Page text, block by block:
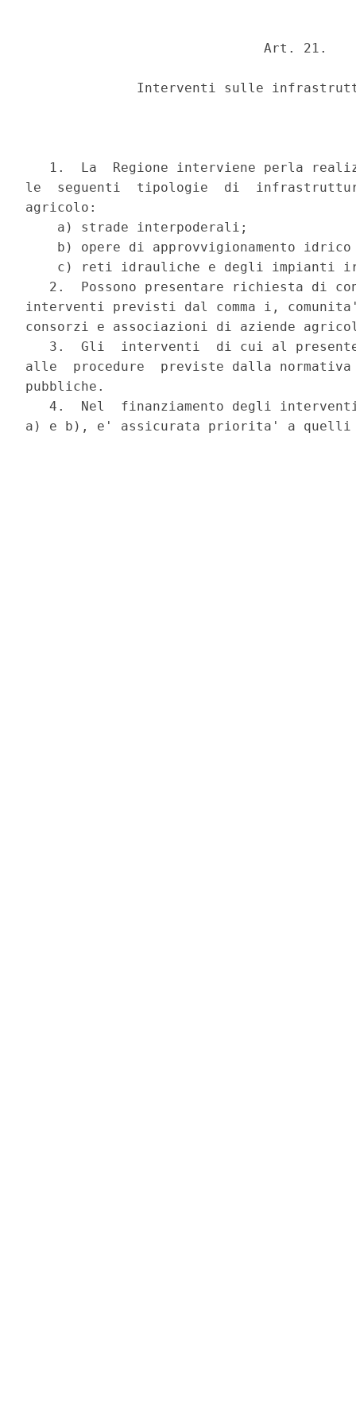
                              Art. 21.
Interventi sulle
1.  La  Regione interviene perla
le  seguenti  tipologie  di
agricolo:
    a) strade interpoderali;
b) opere di approvvigionamento
c) reti idrauliche e degli impianti
2.  Possono presentare richiesta di
interventi previsti dal comma i,
consorzi e associazioni di aziende
3.  Gli  interventi  di cui al
alle  procedure  previste dalla
pubbliche.
4.  Nel  finanziamento degli